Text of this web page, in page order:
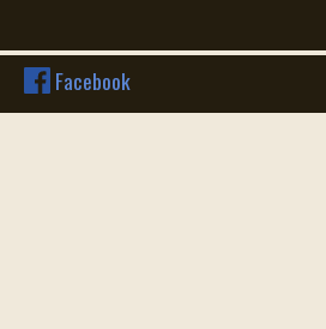
Facebook